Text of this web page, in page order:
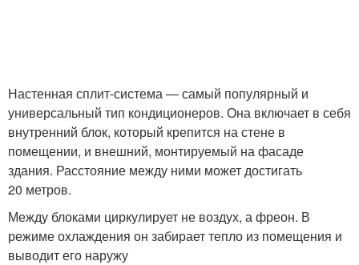
Настенная сплит-система — самый популярный и
универсальный тип кондиционеров. Она включает в себя
внутренний блок, который крепится на стене в
помещении, и внешний, монтируемый на фасаде
здания. Расстояние между ними может достигать
20 метров.
Между блоками циркулирует не воздух, а фреон. В
режиме охлаждения он забирает тепло из помещения и
выводит его наружу